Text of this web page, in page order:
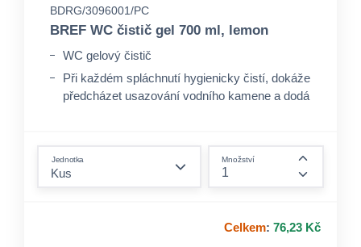
BDRG/3096001/PC
BREF WC čistič gel 700 ml, lemon
WC gelový čistič
Při každém spláchnutí hygienicky čistí, dokáže
předcházet usazování vodního kamene a dodá
Jednotka Množství
Celkem: 76,23 Kč